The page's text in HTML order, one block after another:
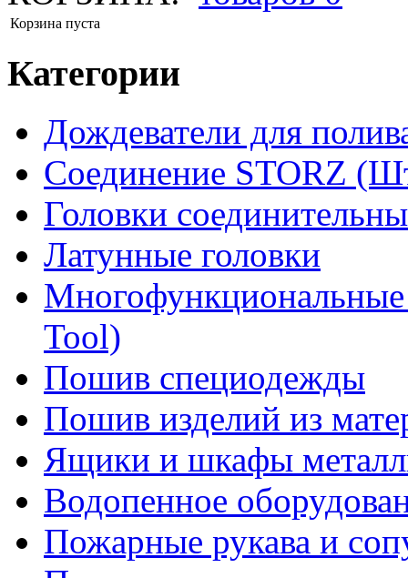
Корзина пуста
Категории
Дождеватели для
Соединение STORZ
Головки
Латунные головки
Tool)
Пошив специодежды
Пошив изделий из
Ящики и шкафы
Водопенное
Пожарные рукава и